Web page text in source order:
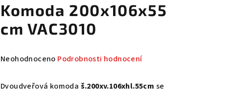
Komoda 200x106x55
cm VAC3010
Průměrné
produktu
Neohodnoceno Podrobnosti hodnocení
Dvoudveřová komoda š.200xv.106xhl.55cm se